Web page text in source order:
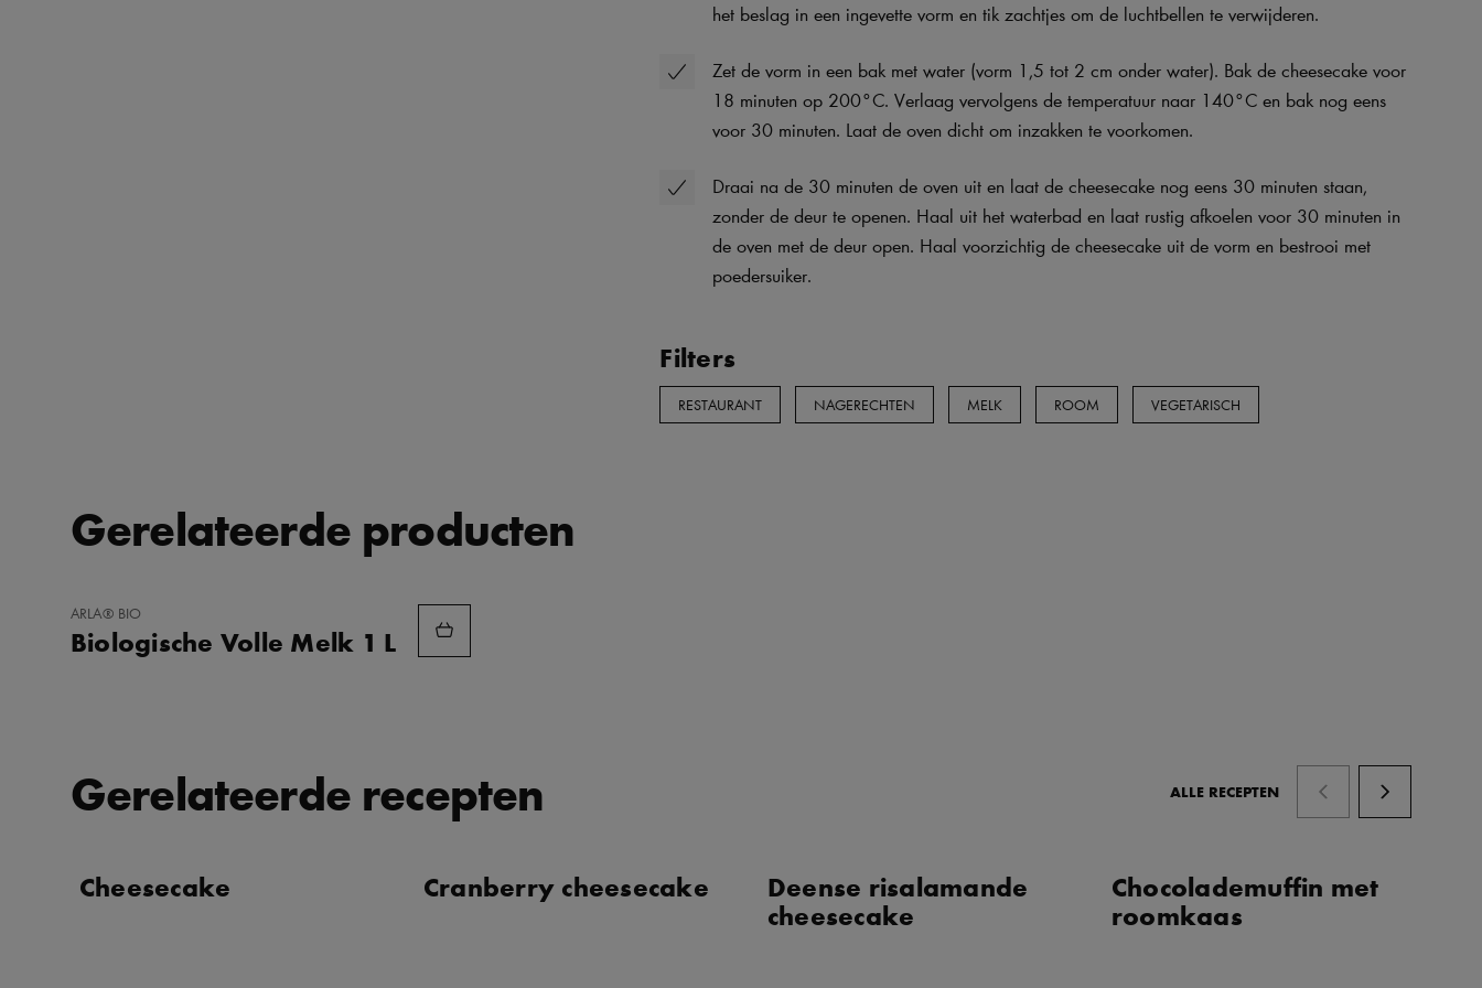
het beslag in een ingevette vorm en tik zachtjes om de luchtbellen te verwijderen.
Zet de vorm in een bak met water (vorm 1,5 tot 2 cm onder water). Bak de cheesecake voor
18 minuten op 200°C. Verlaag vervolgens de temperatuur naar 140°C en bak nog eens
voor 30 minuten. Laat de oven dicht om inzakken te voorkomen.
Draai na de 30 minuten de oven uit en laat de cheesecake nog eens 30 minuten staan,
zonder de deur te openen. Haal uit het waterbad en laat rustig afkoelen voor 30 minuten in
de oven met de deur open. Haal voorzichtig de cheesecake uit de vorm en bestrooi met
poedersuiker.
Filters
RESTAURANT NAGERECHTEN MELK ROOM VEGETARISCH
Gerelateerde producten
TOEVOEGEN
FAVORIETEN
ARLA® BIO
Biologische Volle Melk 1 L
Gerelateerde recepten ALLE RECEPTEN
Cheesecake Cranberry cheesecake
Deense risalamande
cheesecake
Chocolademuffin met
roomkaas